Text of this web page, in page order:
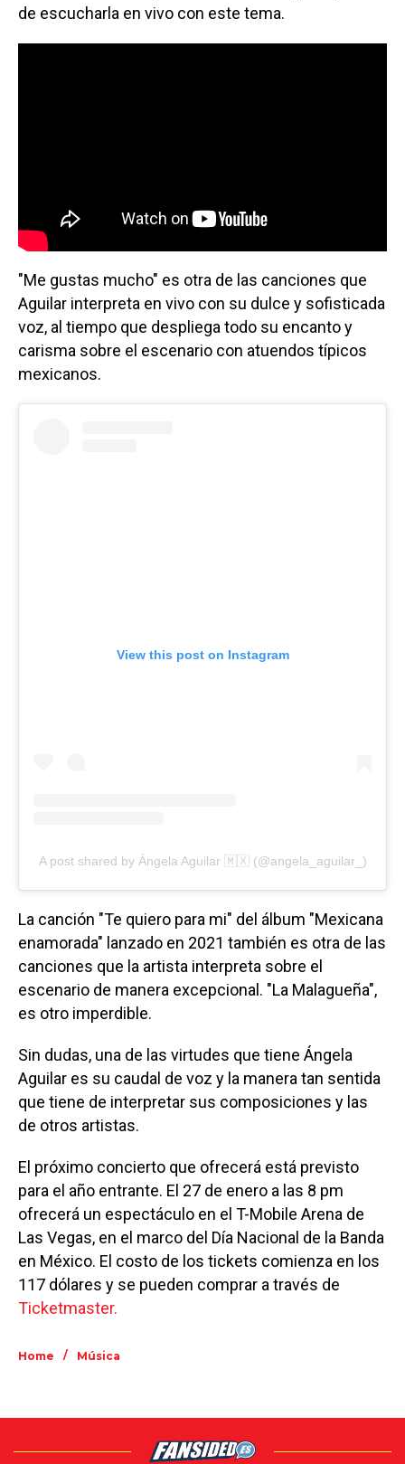
de escucharla en vivo con este tema.
"Me gustas mucho" es otra de las canciones que
Aguilar interpreta en vivo con su dulce y sofisticada
voz, al tiempo que despliega todo su encanto y
carisma sobre el escenario con atuendos típicos
mexicanos.
View this post on Instagram
A post shared by Ángela Aguilar 🇲🇽 (@angela_aguilar_)
La canción "Te quiero para mi" del álbum "Mexicana
enamorada" lanzado en 2021 también es otra de las
canciones que la artista interpreta sobre el
escenario de manera excepcional. "La Malagueña",
es otro imperdible.
Sin dudas, una de las virtudes que tiene Ángela
Aguilar es su caudal de voz y la manera tan sentida
que tiene de interpretar sus composiciones y las
de otros artistas.
El próximo concierto que ofrecerá está previsto
para el año entrante. El 27 de enero a las 8 pm
ofrecerá un espectáculo en el T-Mobile Arena de
Las Vegas, en el marco del Día Nacional de la Banda
en México. El costo de los tickets comienza en los
117 dólares y se pueden comprar a través de
Ticketmaster.
Home / Música